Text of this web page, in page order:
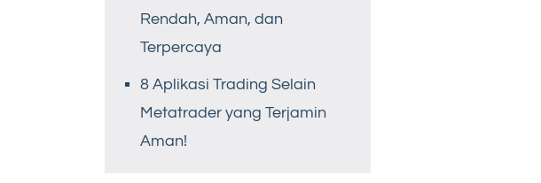
Rendah, Aman, dan
Terpercaya
8 Aplikasi Trading Selain
Metatrader yang Terjamin
Aman!